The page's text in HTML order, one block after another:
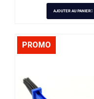
AJOUTER AU PANIER
PROMO